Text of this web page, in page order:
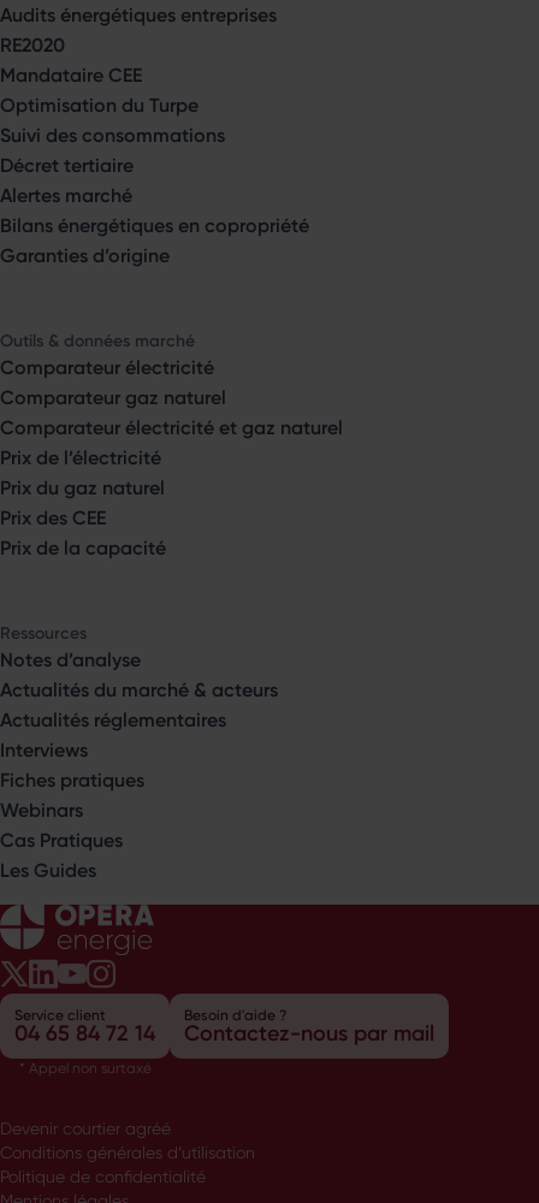
Audits énergétiques entreprises
RE2020
Mandataire CEE
Optimisation du Turpe
Suivi des consommations
Décret tertiaire
Alertes marché
Bilans énergétiques en copropriété
Garanties d’origine
Outils & données marché
Comparateur électricité
Comparateur gaz naturel
Comparateur électricité et gaz naturel
Prix de l’électricité
Prix du gaz naturel
Prix des CEE
Prix de la capacité
Ressources
Notes d’analyse
Actualités du marché & acteurs
Actualités réglementaires
Interviews
Fiches pratiques
Webinars
Cas Pratiques
Les Guides
Opéra Énergie sur Twitter
Opéra Énergie sur LinkedIn
Opéra Énergie sur Youtube
Opéra Énergie sur Instagram
Service client
04 65 84 72 14
* Appel non surtaxé
Besoin d'aide ?
Contactez-nous par mail
Devenir courtier agréé
Conditions générales d’utilisation
Politique de confidentialité